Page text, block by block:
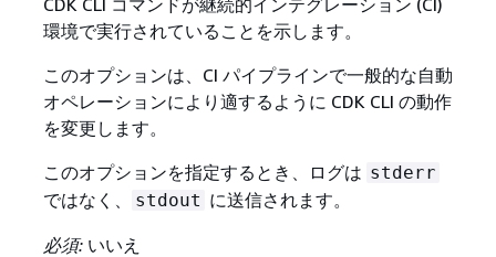
環境で実行されていることを示します。
このオプションは、CI パイプラインで一般的な自動
オペレーションにより適するように CDK CLI の動作
を変更します。
このオプションを指定するとき、ログは stderr
ではなく、 stdout に送信されます。
必須:いいえ